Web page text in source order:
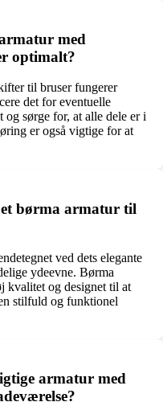
med
optimalt?
til bruser fungerer
det for eventuelle
sørge for, at alle dele er i
er også vigtige for at
et børma armatur til
ved dets elegante
ydeevne. Børma
kvalitet og designet til at
stilfuld og funktionel
armatur med